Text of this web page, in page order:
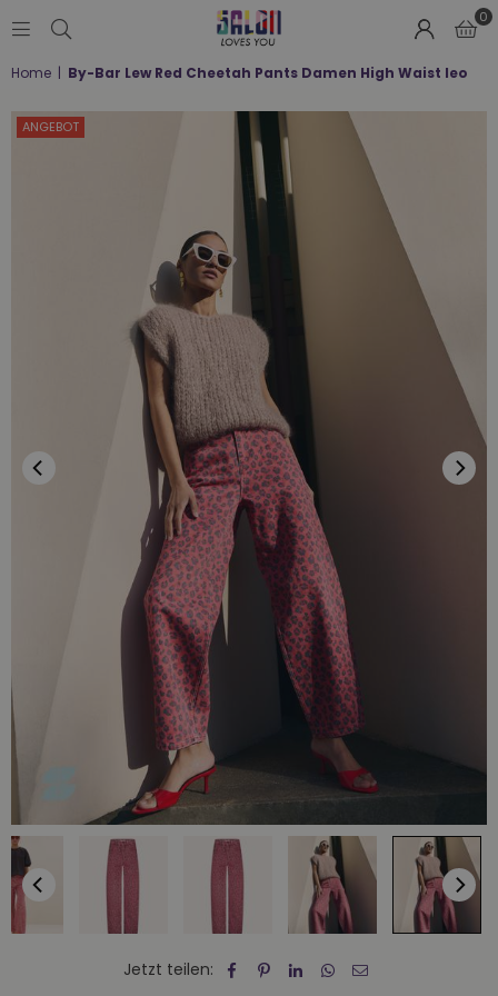
LOVES
;-)
0
Home | By-Bar Lew Red Cheetah Pants Damen High Waist leo
ANGEBOT
Jetzt teilen: